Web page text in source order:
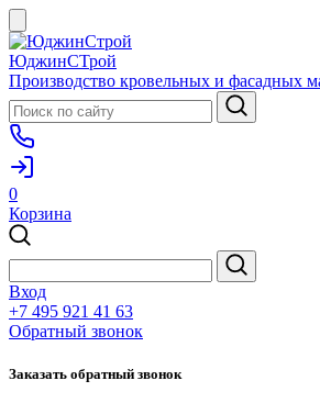
ЮджинСТрой
Производство кровельных и фасадных
0
Корзина
Вход
+7 495 921 41 63
Обратный звонок
Заказать обратный звонок